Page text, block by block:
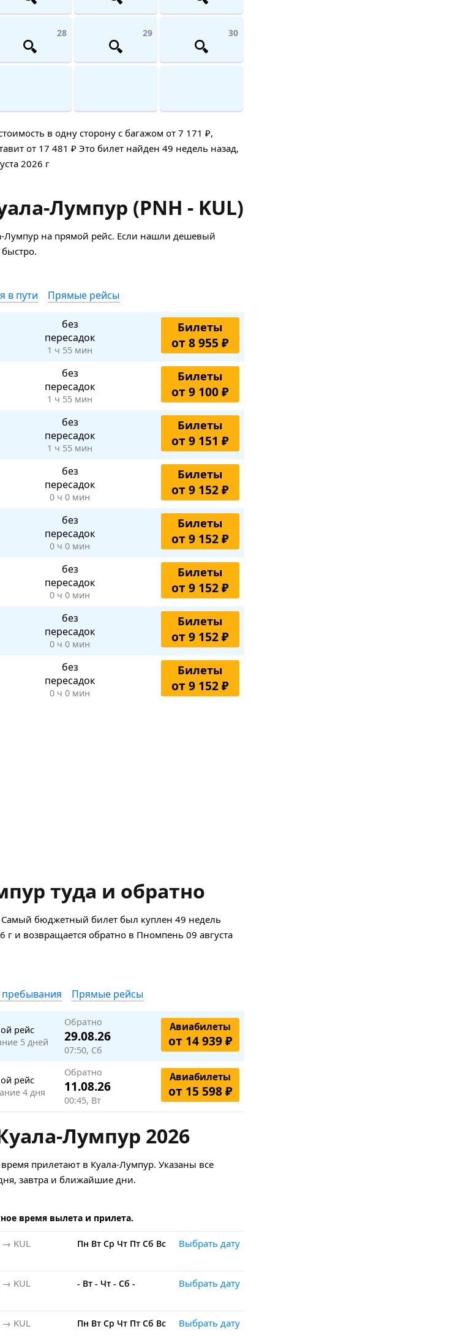
28 29 30
в одну сторону с багажом от 7 171 ₽,
от 17 481 ₽ Это билет найден 49 недель назад,
2026 г
Лумпур (PNH - KUL)
Лумпур на прямой рейс. Если нашли дешевый
в пути Прямые рейсы
без
пересадок
1 ч 55 мин
Билеты
от 8 955 ₽
без
пересадок
1 ч 55 мин
Билеты
от 9 100 ₽
без
пересадок
1 ч 55 мин
Билеты
от 9 151 ₽
без
пересадок
0 ч 0 мин
Билеты
от 9 152 ₽
без
пересадок
0 ч 0 мин
Билеты
от 9 152 ₽
без
пересадок
0 ч 0 мин
Билеты
от 9 152 ₽
без
пересадок
0 ч 0 мин
Билеты
от 9 152 ₽
без
пересадок
0 ч 0 мин
Билеты
от 9 152 ₽
туда и обратно
бюджетный билет был куплен 49 недель
г и возвращается обратно в Пномпень 09 августа
Прямые рейсы
рейс
5 дней
Обратно
29.08.26
07:50, Сб
Авиабилеты
от 14 939 ₽
рейс
4 дня
Обратно
11.08.26
00:45, Вт
Авиабилеты
от 15 598 ₽
Лумпур 2026
прилетают в Куала-Лумпур. Указаны все
завтра и ближайшие дни.
время вылета и прилета.
→ KUL Пн Вт Ср Чт Пт Сб Вс Выбрать дату
→ KUL - Вт - Чт - Сб - Выбрать дату
→ KUL Пн Вт Ср Чт Пт Сб Вс Выбрать дату